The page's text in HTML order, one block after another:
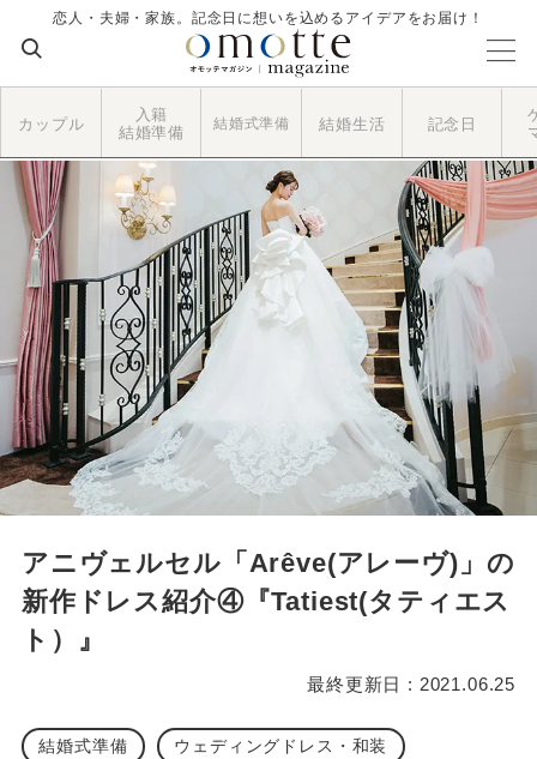
恋人・夫婦・家族。記念日に想いを込めるアイデアをお届け！
カップル
入籍
結婚準備
結婚式準備 結婚生活 記念日
アニヴェルセル「Arêve(アレーヴ)」の
新作ドレス紹介④『Tatiest(タティエス
ト）』
最終更新日 : 2021.06.25
結婚式準備 ウェディングドレス・和装